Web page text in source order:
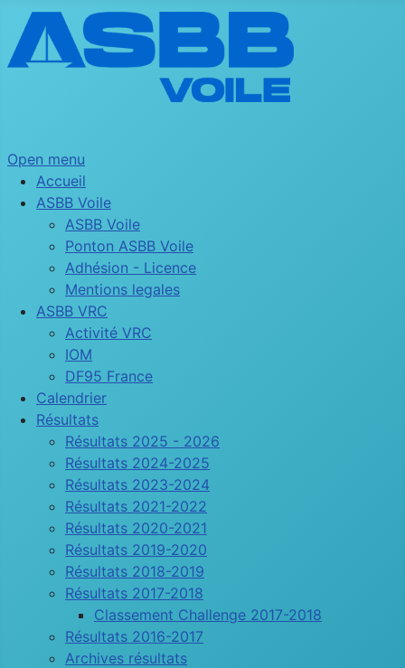
Open menu
Accueil
ASBB Voile
ASBB Voile
Ponton ASBB Voile
Adhésion - Licence
Mentions legales
ASBB VRC
Activité VRC
IOM
DF95 France
Calendrier
Résultats
Résultats 2025 - 2026
Résultats 2024-2025
Résultats 2023-2024
Résultats 2021-2022
Résultats 2020-2021
Résultats 2019-2020
Résultats 2018-2019
Résultats 2017-2018
Classement Challenge 2017-2018
Résultats 2016-2017
Archives résultats